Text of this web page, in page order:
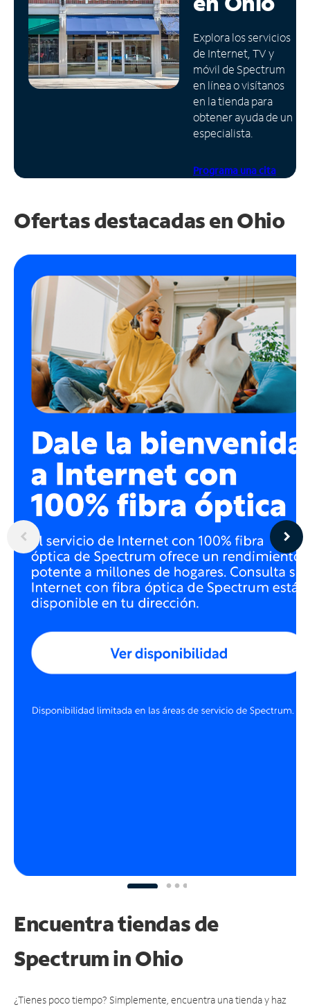
Administrar
cuenta
Encuentra
una
tienda
Explora los servicios
de Internet, TV y
móvil de Spectrum
en línea o visítanos
en la tienda para
obtener ayuda de un
especialista.
Programa una cita
Ofertas destacadas enOhio
Encuentra tiendas de
Spectrumin Ohio
¿Tienes poco tiempo? Simplemente, encuentra una tienda y haz